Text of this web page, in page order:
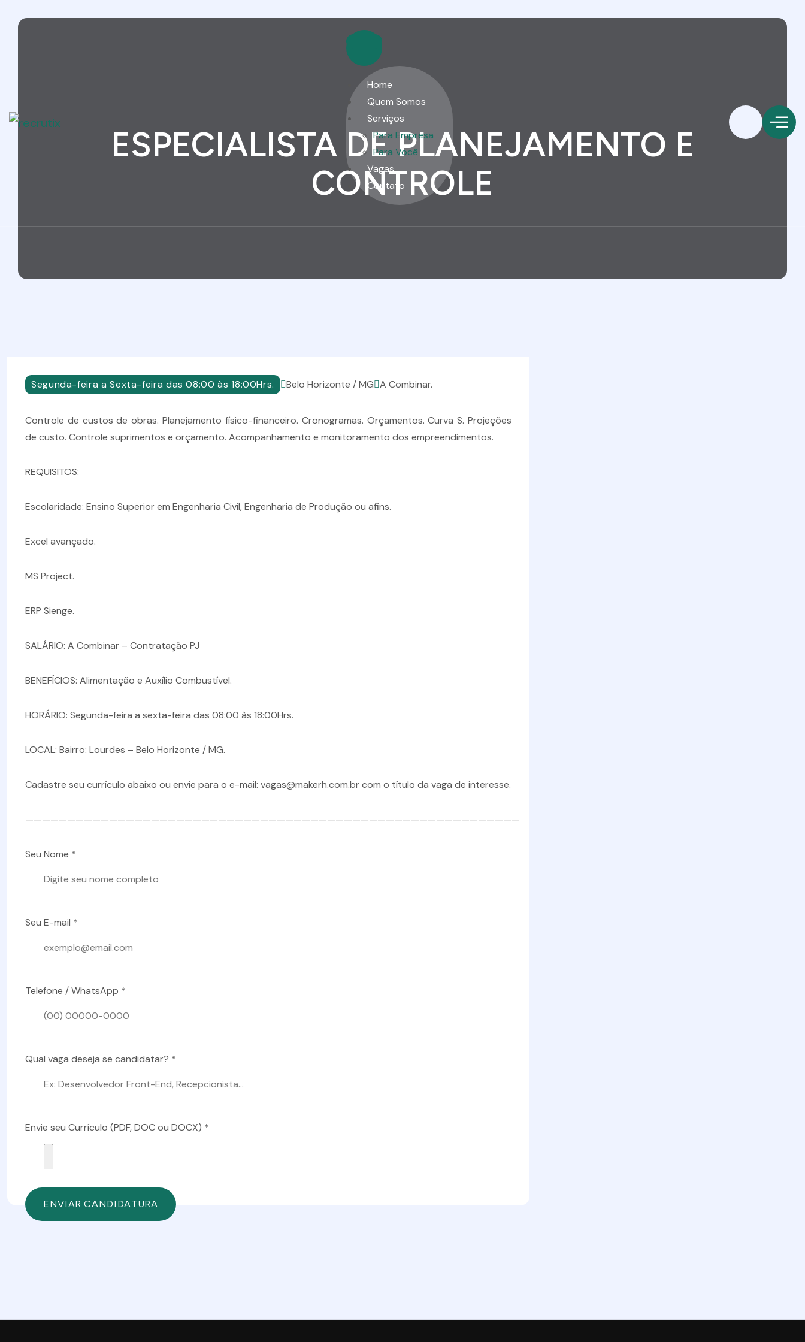
Home
Quem Somos
Serviços
Para Empresa
Para Você
Vagas
Contato
ESPECIALISTA DE PLANEJAMENTO E
CONTROLE
Segunda-feira a Sexta-feira das 08:00 às 18:00Hrs. Belo Horizonte / MG A Combinar.
Controle de custos de obras. Planejamento físico-financeiro. Cronogramas. Orçamentos. Curva S. ⁠Projeções
de custo. Controle suprimentos e orçamento. Acompanhamento e monitoramento dos empreendimentos.
REQUISITOS:
Escolaridade: Ensino Superior em Engenharia Civil, Engenharia de Produção ou afins.
Excel avançado.
MS Project.
ERP Sienge.
SALÁRIO: A Combinar – Contratação PJ
BENEFÍCIOS: Alimentação e Auxílio Combustível.
HORÁRIO: Segunda-feira a sexta-feira das 08:00 às 18:00Hrs.
LOCAL: Bairro: Lourdes – Belo Horizonte / MG.
Cadastre seu currículo abaixo ou envie para o e-mail: vagas@makerh.com.br com o título da vaga de interesse.
———————————————————————————————————————————————————————————
Seu Nome *
Seu E-mail *
Telefone / WhatsApp *
Qual vaga deseja se candidatar? *
Envie seu Currículo (PDF, DOC ou DOCX) *